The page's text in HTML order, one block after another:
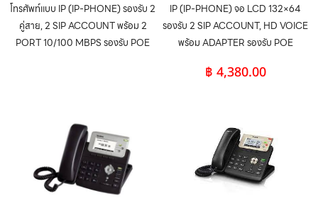
โทรศัพท์แบบ IP (IP-PHONE) รองรับ 2
คู่สาย, 2 SIP ACCOUNT พร้อม 2
PORT 10/100 MBPS รองรับ POE
IP (IP-PHONE) จอ LCD 132×64
รองรับ 2 SIP ACCOUNT, HD VOICE
พร้อม ADAPTER รองรับ POE
฿ 4,380.00